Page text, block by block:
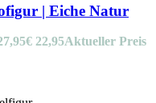
| Eiche Natur
€ 22,95Aktueller Preis